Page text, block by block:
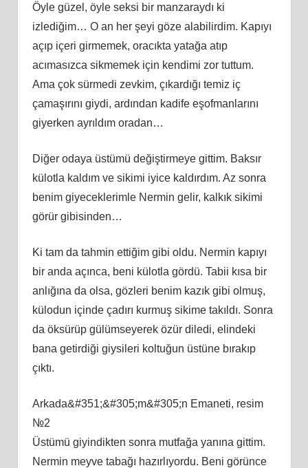
Öyle güzel, öyle seksi bir manzaraydı ki
izlediğim… O an her şeyi göze alabilirdim. Kapıyı
açıp içeri girmemek, oracıkta yatağa atıp
acımasızca sikmemek için kendimi zor tuttum.
Ama çok sürmedi zevkim, çıkardığı temiz iç
çamaşırını giydi, ardından kadife eşofmanlarını
giyerken ayrıldım oradan…
Diğer odaya üstümü değiştirmeye gittim. Baksır
külotla kaldım ve sikimi iyice kaldırdım. Az sonra
benim giyeceklerimle Nermin gelir, kalkık sikimi
görür gibisinden…
Ki tam da tahmin ettiğim gibi oldu. Nermin kapıyı
bir anda açınca, beni külotla gördü. Tabii kısa bir
anlığına da olsa, gözleri benim kazık gibi olmuş,
külodun içinde çadırı kurmuş sikime takıldı. Sonra
da öksürüp gülümseyerek özür diledi, elindeki
bana getirdiği giysileri koltuğun üstüne bırakıp
çıktı.
Arkada&#351;&#305;m&#305;n Emaneti, resim
№2
Üstümü giyindikten sonra mutfağa yanına gittim.
Nermin meyve tabağı hazırlıyordu. Beni görünce